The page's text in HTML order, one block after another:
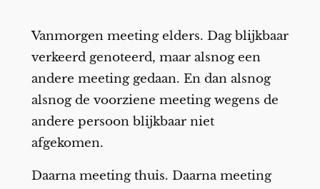
Vanmorgen meeting elders. Dag blijkbaar
verkeerd genoteerd, maar alsnog een
andere meeting gedaan. En dan alsnog
alsnog de voorziene meeting wegens de
andere persoon blijkbaar niet
afgekomen.
Daarna meeting thuis. Daarna meeting